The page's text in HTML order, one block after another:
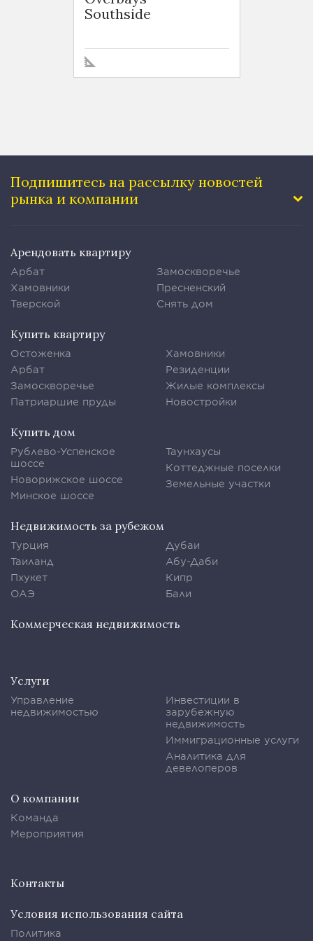
Southside
Подпишитесь на рассылку новостей
рынка и компании
Арендовать квартиру
Арбат
Хамовники
Тверской
Замоскворечье
Пресненский
Снять дом
Купить квартиру
Остоженка
Арбат
Замоскворечье
Патриаршие пруды
Хамовники
Резиденции
Жилые комплексы
Новостройки
Купить дом
Рублево-Успенское
шоссе
Новорижское шоссе
Минское шоссе
Таунхаусы
Коттеджные поселки
Земельные участки
Недвижимость за рубежом
Турция
Таиланд
Пхукет
ОАЭ
Дубаи
Абу-Даби
Кипр
Бали
Коммерческая недвижимость
Услуги
Управление
недвижимостью
Инвестиции в
зарубежную
недвижимость
Иммиграционные услуги
Аналитика для
девелоперов
О компании
Команда
Мероприятия
Контакты
Условия использования сайта
Политика